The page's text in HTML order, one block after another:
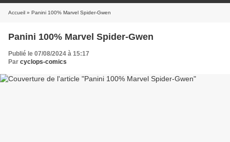
Accueil » Panini 100% Marvel Spider-Gwen
Panini 100% Marvel Spider-Gwen
Publié le 07/08/2024 à 15:17
Par cyclops-comics